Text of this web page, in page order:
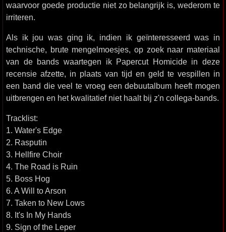
waarvoor goede productie niet zo belangrijk is, wederom te
irriteren.
Als ik jou was ging ik, indien ik geïnteresseerd was in
technische, brute mengelmoesjes, op zoek naar materiaal
van de bands waartegen ik Papercut Homicide in deze
recensie afzette, in plaats van tijd en geld te vespillen in
een band die veel te vroeg een debuutalbum heeft mogen
uitbrengen en het kwalitatief niet haalt bij z'n collega-bands.
Tracklist:
1. Water's Edge
2. Rasputin
3. Hellfire Choir
4. The Road is Ruin
5. Boss Hog
6. A Will to Arson
7. Taken to New Lows
8. It's In My Hands
9. Sign of the Leper